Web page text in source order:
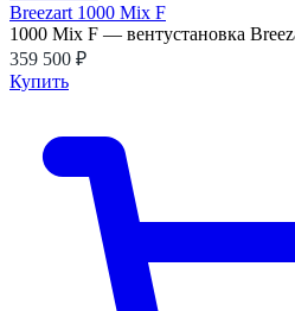
Breezart 1000 Mix F
1000 Mix F — вентустановка
359 500 ₽
Купить